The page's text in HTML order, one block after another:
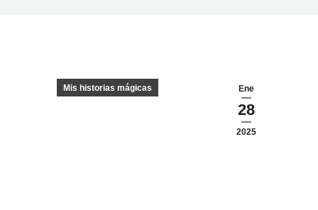
Ene
28
2025
Mis historias mágicas